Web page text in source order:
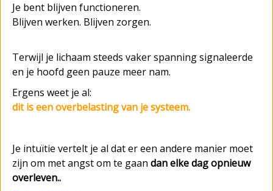
Je bent blijven functioneren.
Blijven werken. Blijven zorgen.
Terwijl je lichaam steeds vaker spanning signaleerde
en je hoofd geen pauze meer nam.
Ergens weet je al:
dit is een overbelasting van je systeem.
Je intuïtie vertelt je al dat er een andere manier moet
zijn om met angst om te gaan dan elke dag opnieuw
overleven..